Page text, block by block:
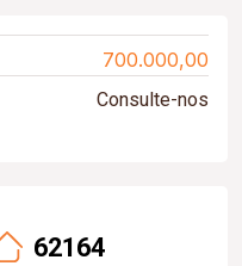
700.000,00
Consulte-nos
62164